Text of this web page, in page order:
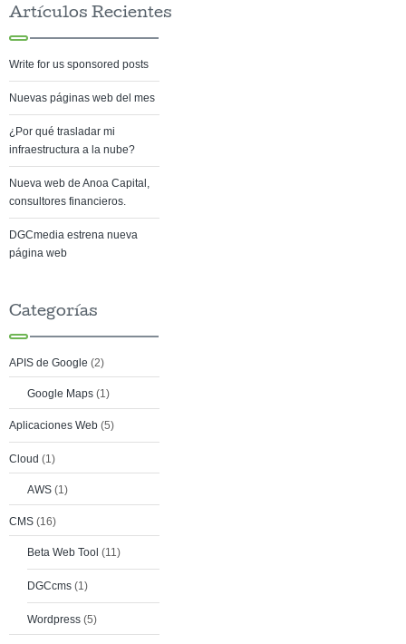
Artículos Recientes
Write for us sponsored posts
Nuevas páginas web del mes
¿Por qué trasladar mi
infraestructura a la nube?
Nueva web de Anoa Capital,
consultores financieros.
DGCmedia estrena nueva
página web
Categorías
APIS de Google (2)
Google Maps (1)
Aplicaciones Web (5)
Cloud (1)
AWS (1)
CMS (16)
Beta Web Tool (11)
DGCcms (1)
Wordpress (5)